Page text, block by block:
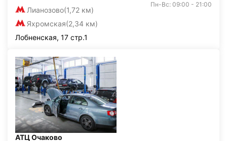
Лианозово(1,72 км)
Яхромская(2,34 км)
Пн-Вс: 09:00 - 21:00
Лобненская, 17 стр.1
АТЦ Очаково